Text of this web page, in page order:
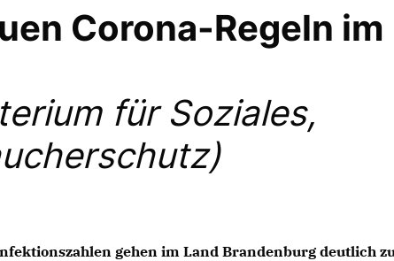
Corona-Regeln im
für Soziales,
gehen im Land Brandenburg deutlich